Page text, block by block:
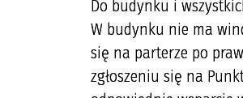
Do budynku i
W budynku nie ma
się na parterze po
zgłoszeniu się na